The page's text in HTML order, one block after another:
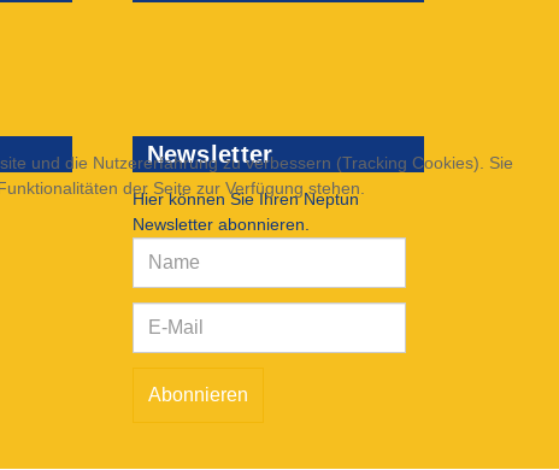
Newsletter
Hier können Sie Ihren Neptun
Newsletter abonnieren.
und die Nutzererfahrung zu verbessern (Tracking Cookies). Sie
der Seite zur Verfügung stehen.